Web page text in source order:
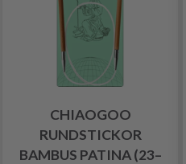
CHIAOGOO
RUNDSTICKOR
BAMBUS PATINA (23–